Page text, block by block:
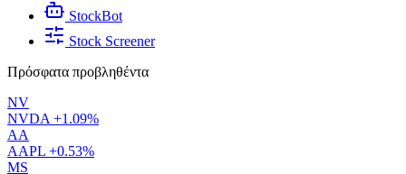
StockBot
Stock Screener
Πρόσφατα προβληθέντα
NV
NVDA +1.09%
AA
AAPL +0.53%
MS